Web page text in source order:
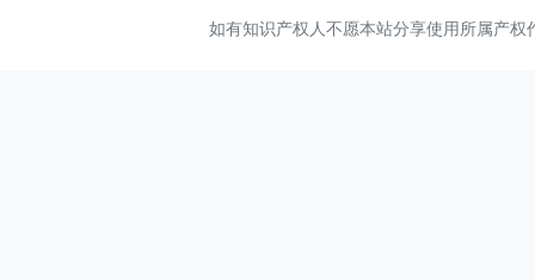
如有知识产权人不愿本站分享使用所属产